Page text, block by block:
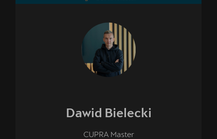
Dawid Bielecki
CUPRA Master